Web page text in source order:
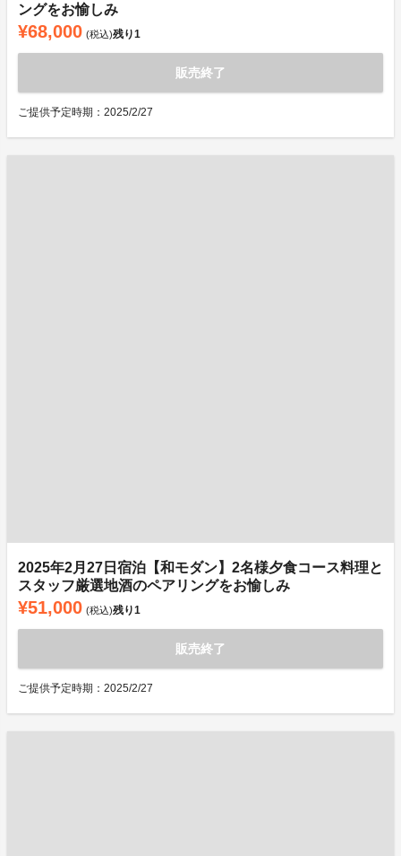
ングをお愉しみ
¥68,000 (税込)残り1
販売終了
ご提供予定時期：2025/2/27
2025年2月27日宿泊【和モダン】2名様夕食コース料理と
スタッフ厳選地酒のペアリングをお愉しみ
¥51,000 (税込)残り1
販売終了
ご提供予定時期：2025/2/27